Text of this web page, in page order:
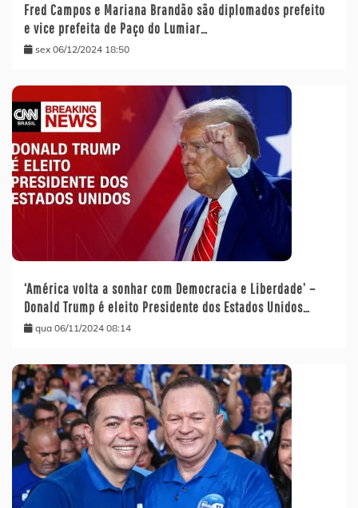
Fred Campos e Mariana Brandão são diplomados prefeito
e vice prefeita de Paço do Lumiar…
sex 06/12/2024 18:50
‘América volta a sonhar com Democracia e Liberdade’ –
Donald Trump é eleito Presidente dos Estados Unidos…
qua 06/11/2024 08:14